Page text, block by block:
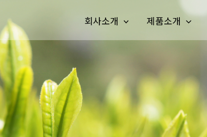
회사소개 제품소개